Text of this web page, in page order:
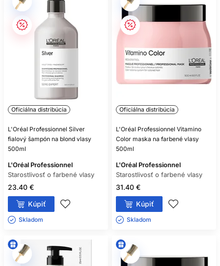
Oficiálna distribúcia
L'Oréal Professionnel Silver
fialový šampón na blond vlasy
500ml
L'Oréal Professionnel
Starostlivosť o farbené vlasy
23.40 €
Kúpiť
Skladom ㅤ
Oficiálna distribúcia
L'Oréal Professionnel Vitamino
Color maska na farbené vlasy
500ml
L'Oréal Professionnel
Starostlivosť o farbené vlasy
31.40 €
Kúpiť
Skladom ㅤ